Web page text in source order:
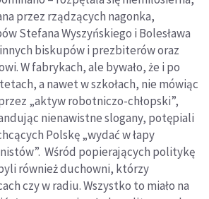
przez rządzących nagonka,
Stefana Wyszyńskiego i Bolesława
biskupów i prezbiterów oraz
W fabrykach, ale bywało, że i po
a nawet w szkołach, nie mówiąc
„aktyw robotniczo-chłopski”,
nienawistne slogany, potępiali
Polskę „wydać w łapy
Wśród popierających politykę
również duchowni, którzy
czy w radiu. Wszystko to miało na